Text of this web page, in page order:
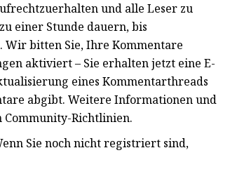
und alle Leser zu
einer Stunde dauern, bis
Wir bitten Sie, Ihre Kommentare
aktiviert – Sie erhalten jetzt eine E-
eines Kommentarthreads
abgibt. Weitere Informationen und
Community-Richtlinien.
Sie noch nicht registriert sind,